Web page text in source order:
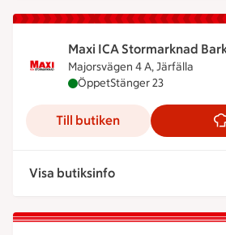
Maxi ICA Stormarknad
Majorsvägen 4 A, Järfälla
Maxi ICA Stormarknad
ÖppetStänger 23
Till butiken
Visa butiksinfo